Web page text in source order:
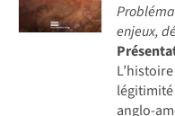
enjeux,
anglo-